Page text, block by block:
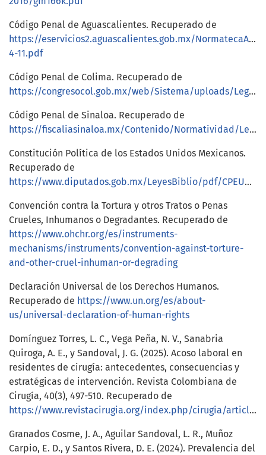
Código Penal de Aguascalientes. Recuperado de
https://eservicios2.aguascalientes.gob.mx/
4-11.pdf
Código Penal de Colima. Recuperado de
https://congresocol.gob.mx/web/Sistema/uploads/LegislacionEstatal/Codigos/codigo_penal_09sept2024.pdf
Código Penal de Sinaloa. Recuperado de
https://fiscaliasinaloa.mx/Contenido/Normatividad/Leyes/Codigo%20Penal%20para%20el%20Estado%20de%20Sinaloa.pdf
Constitución Política de los Estados Unidos Mexicanos.
Recuperado de
https://www.diputados.gob.mx/LeyesBiblio/pdf/CPEUM.pdf
Convención contra la Tortura y otros Tratos o Penas
Crueles, Inhumanos o Degradantes. Recuperado de
https://www.ohchr.org/es/instruments-
mechanisms/instruments/convention-against-torture-
and-other-cruel-inhuman-or-degrading
Declaración Universal de los Derechos Humanos.
Recuperado de https://www.un.org/es/about-
us/universal-declaration-of-human-rights
Domínguez Torres, L. C., Vega Peña, N. V., Sanabria
Quiroga, A. E., y Sandoval, J. G. (2025). Acoso laboral en
residentes de cirugía: antecedentes, consecuencias y
estratégicas de intervención. Revista Colombiana de
Cirugía, 40(3), 497-510. Recuperado de
https://www.revistacirugia.org/index.php/cirugia/article/view/2665/2234
Granados Cosme, J. A., Aguilar Sandoval, L. R., Muñoz
Carpio, E. D., y Santos Rivera, D. E. (2024). Prevalencia del